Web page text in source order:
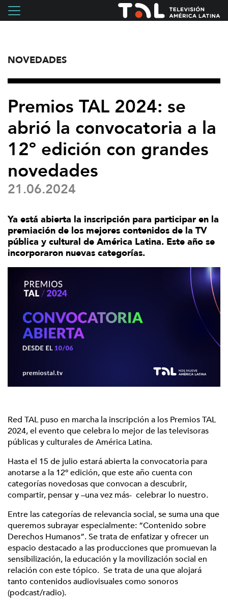
NOVEDADES
Premios TAL 2024: se
abrió la convocatoria a la
12º edición con grandes
novedades
21.06.2024
Ya está abierta la inscripción para participar en la
premiación de los mejores contenidos de la TV
pública y cultural de América Latina. Este año se
incorporaron nuevas categorías.
Red TAL puso en marcha la inscripción a los Premios TAL
2024, el evento que celebra lo mejor de las televisoras
públicas y culturales de América Latina.
Hasta el 15 de julio estará abierta la convocatoria para
anotarse a la 12º edición, que este año cuenta con
categorías novedosas que convocan a descubrir,
compartir, pensar y –una vez más- celebrar lo nuestro.
Entre las categorías de relevancia social, se suma una que
queremos subrayar especialmente: “Contenido sobre
Derechos Humanos”. Se trata de enfatizar y ofrecer un
espacio destacado a las producciones que promuevan la
sensibilización, la educación y la movilización social en
relación con este tópico. Se trata de una que alojará
tanto contenidos audiovisuales como sonoros
(podcast/radio).